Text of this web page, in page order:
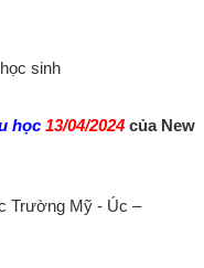
sinh
học 13/04/2024 của New
Trường Mỹ - Úc –